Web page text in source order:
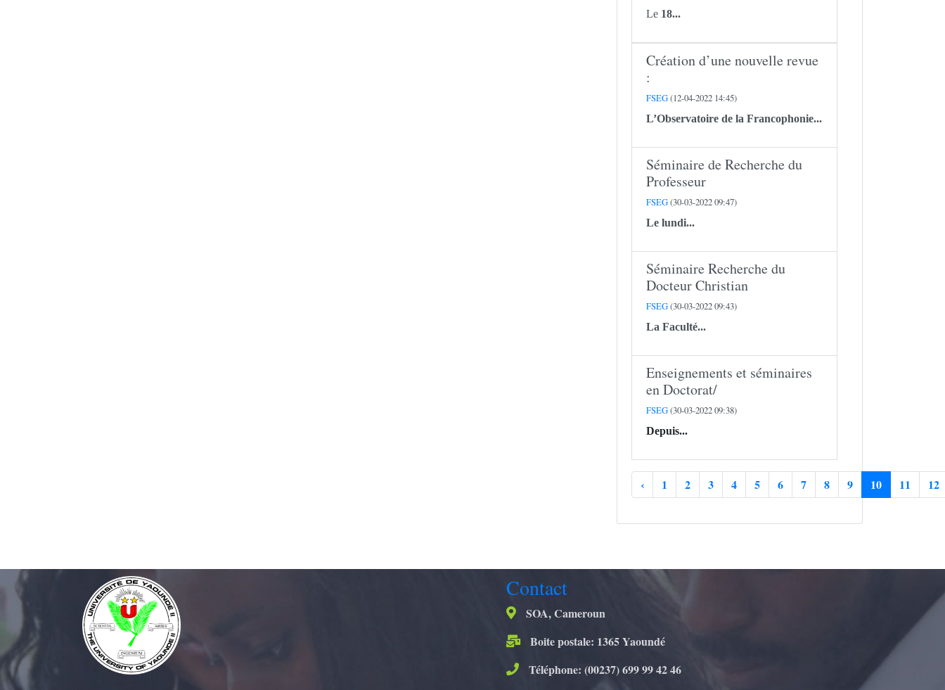
Le 18...
Création d’une nouvelle revue
:
FSEG(12-04-2022 14:45)
L’Observatoire de la Francophonie...
Séminaire de Recherche du
Professeur
FSEG(30-03-2022 09:47)
Le lundi...
Séminaire Recherche du
Docteur Christian
FSEG(30-03-2022 09:43)
La Faculté...
Enseignements et séminaires
en Doctorat/
FSEG(30-03-2022 09:38)
Depuis...
‹ 1 2 3 4 5 6 7 8 9 10 11 12
Contact
SOA, Cameroun
Boite postale: 1365 Yaoundé
Téléphone: (00237) 699 99 42 46